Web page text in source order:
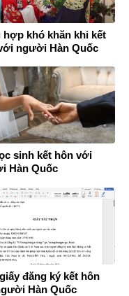
hợp khó khăn khi kết
người Hàn Quốc
sinh kết hôn với
Hàn Quốc
đăng ký kết hôn
Hàn Quốc